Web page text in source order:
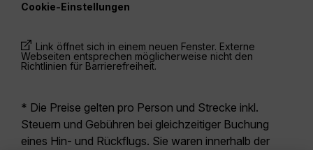
Cookie-Einstellungen
Link öffnet sich in einem neuen Fenster. Externe
Webseiten entsprechen möglicherweise nicht den
Richtlinien für Barrierefreiheit.
* Die Preise gelten pro Person und Strecke inkl.
Steuern und Gebühren bei gleichzeitiger Buchung
eines Hin- und Rückflugs. Sie waren innerhalb der